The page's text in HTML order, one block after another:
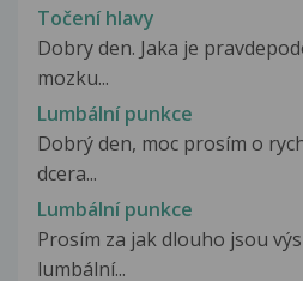
Točení hlavy
Dobry den. Jaka je
mozku...
Lumbální punkce
Dobrý den, moc prosím o
dcera...
Lumbální punkce
Prosím za jak dlouho jsou
lumbální...